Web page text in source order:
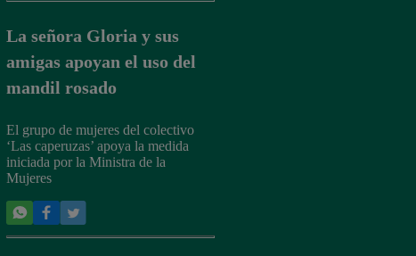
La señora Gloria y sus
amigas apoyan el uso del
mandil rosado
El grupo de mujeres del colectivo
‘Las caperuzas’ apoya la medida
iniciada por la Ministra de la
Mujeres